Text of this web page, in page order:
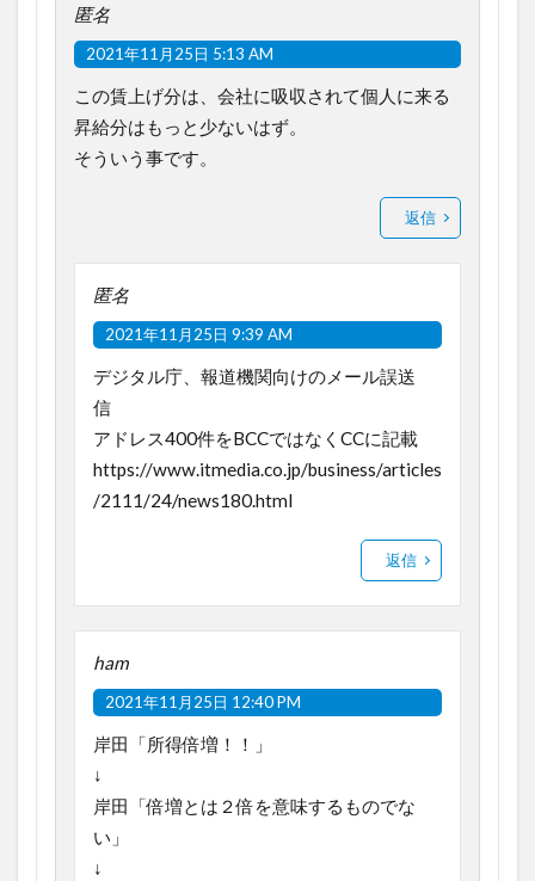
匿名
2021年11月25日 5:13 AM
この賃上げ分は、会社に吸収されて個人に来る
昇給分はもっと少ないはず。
そういう事です。
返信
匿名
2021年11月25日 9:39 AM
デジタル庁、報道機関向けのメール誤送
信
アドレス400件をBCCではなくCCに記載
https://www.itmedia.co.jp/business/articles
/2111/24/news180.html
返信
ham
2021年11月25日 12:40 PM
岸田「所得倍増！！」
↓
岸田「倍増とは２倍を意味するものでな
い」
↓